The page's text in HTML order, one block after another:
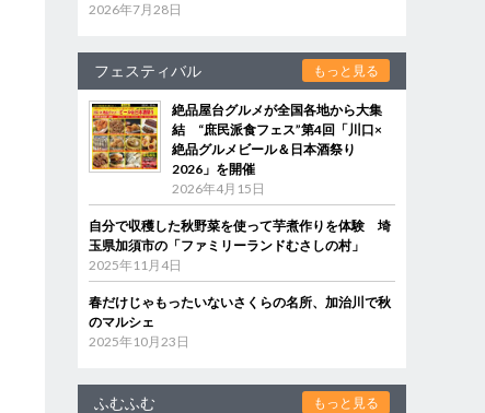
2026年7月28日
フェスティバル もっと見る
絶品屋台グルメが全国各地から大集
結 “庶民派食フェス”第4回「川口×
絶品グルメビール＆日本酒祭り
2026」を開催
2026年4月15日
自分で収穫した秋野菜を使って芋煮作りを体験 埼
玉県加須市の「ファミリーランドむさしの村」
2025年11月4日
春だけじゃもったいないさくらの名所、加治川で秋
のマルシェ
2025年10月23日
ふむふむ もっと見る